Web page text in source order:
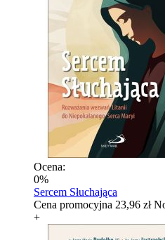
Ocena:
0%
Sercem Słuchająca
Cena promocyjna 23,96 zł
+